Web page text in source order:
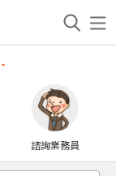
諮詢業務員